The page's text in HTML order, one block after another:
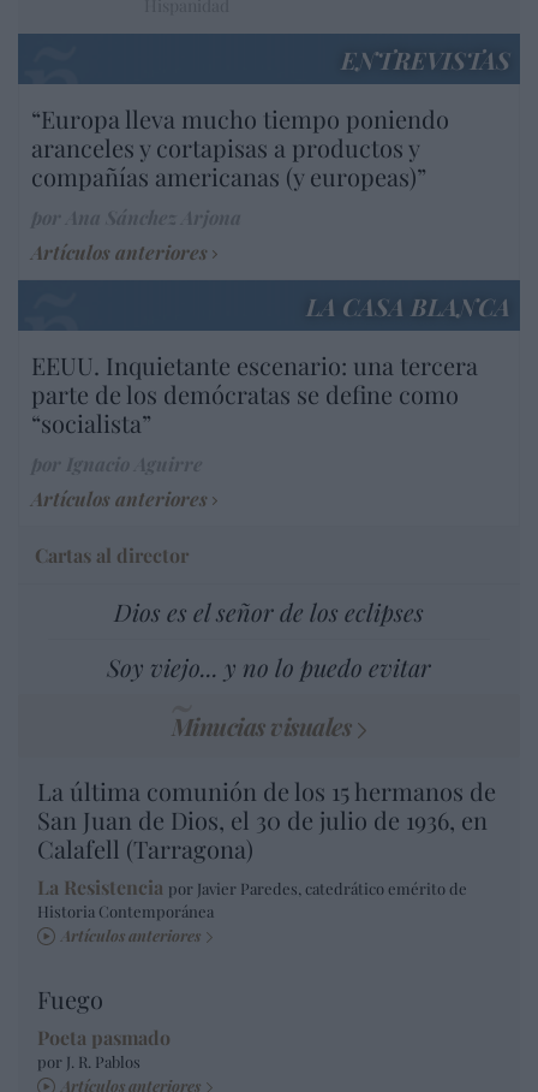
ENTREVISTAS
“Europa lleva mucho tiempo poniendo
aranceles y cortapisas a productos y
compañías americanas (y europeas)”
Artículos anteriores
LA CASA BLANCA
EEUU. Inquietante escenario: una tercera
parte de los demócratas se define como
“socialista”
Artículos anteriores
Cartas al director
Dios es el señor de los eclipses
Soy viejo... y no lo puedo evitar
Minucias visuales
La última comunión de los 15 hermanos de
San Juan de Dios, el 30 de julio de 1936, en
Calafell (Tarragona)
La Resistencia por Javier Paredes, catedrático emérito de
Historia Contemporánea
Artículos anteriores
Fuego
Poeta pasmado
por J. R. Pablos
Artículos anteriores